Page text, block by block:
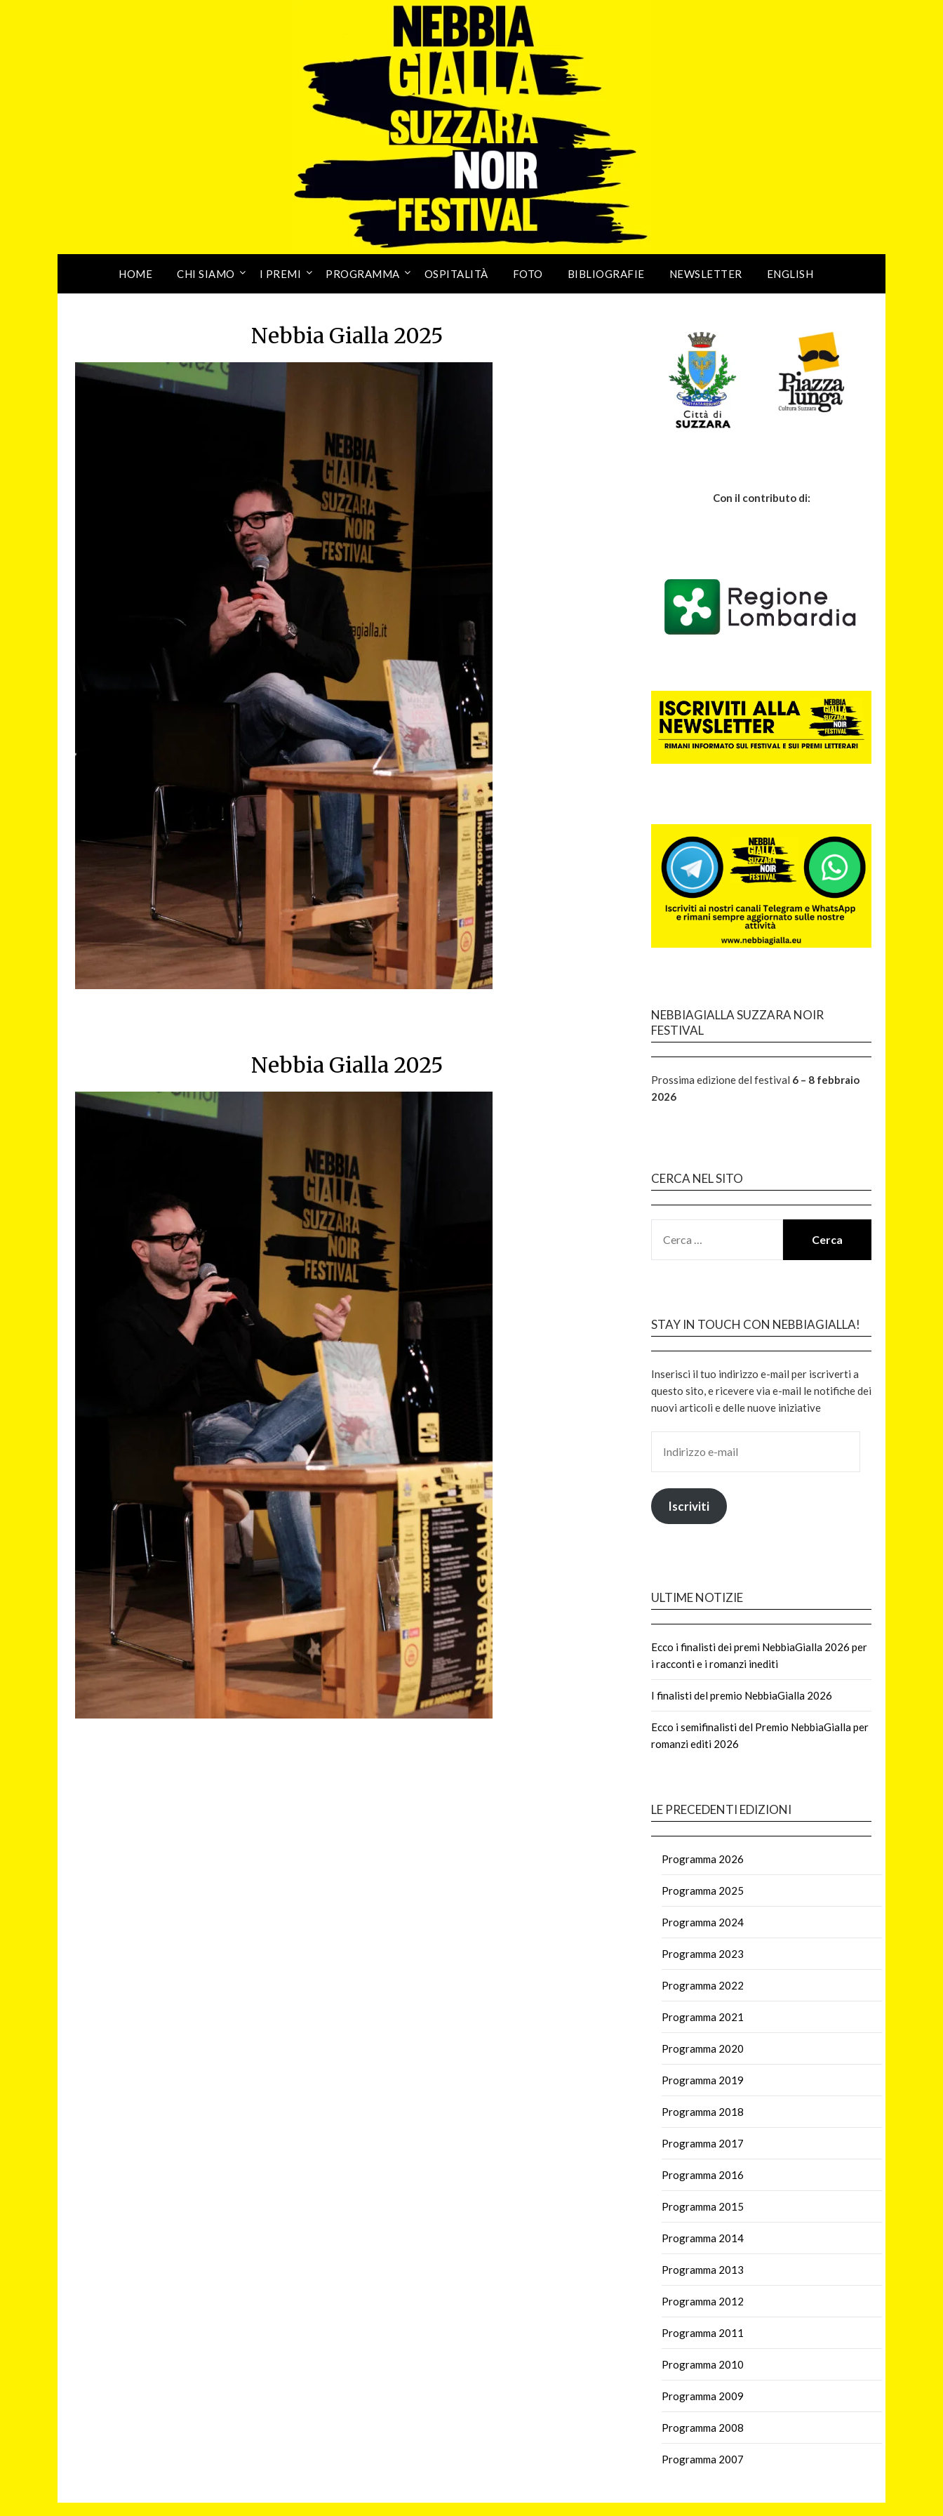
HOME CHI SIAMO I PREMI PROGRAMMA OSPITALITÀ FOTO BIBLIOGRAFIE NEWSLETTER ENGLISH
Nebbia Gialla 2025
Nebbia Gialla 2025
Con il contributo di:
NEBBIAGIALLA SUZZARA NOIR
FESTIVAL
Prossima edizione del festival 6 – 8 febbraio
2026
CERCA NEL SITO
STAY IN TOUCH CON NEBBIAGIALLA!
Inserisci il tuo indirizzo e-mail per iscriverti a
questo sito, e ricevere via e-mail le notifiche dei
nuovi articoli e delle nuove iniziative
Iscriviti
ULTIME NOTIZIE
Ecco i finalisti dei premi NebbiaGialla 2026 per
i racconti e i romanzi inediti
I finalisti del premio NebbiaGialla 2026
Ecco i semifinalisti del Premio NebbiaGialla per
romanzi editi 2026
LE PRECEDENTI EDIZIONI
Programma 2026
Programma 2025
Programma 2024
Programma 2023
Programma 2022
Programma 2021
Programma 2020
Programma 2019
Programma 2018
Programma 2017
Programma 2016
Programma 2015
Programma 2014
Programma 2013
Programma 2012
Programma 2011
Programma 2010
Programma 2009
Programma 2008
Programma 2007